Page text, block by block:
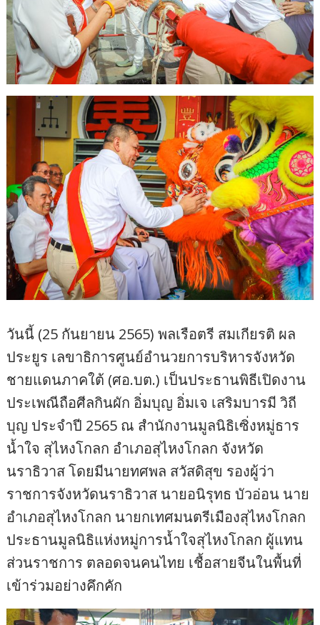
วันนี้ (25 กันยายน 2565) พลเรือตรี สมเกียรติ ผล
ประยูร เลขาธิการศูนย์อำนวยการบริหารจังหวัด
ชายแดนภาคใต้ (ศอ.บต.) เป็นประธานพิธีเปิดงาน
ประเพณีถือศีลกินผัก อิ่มบุญ อิ่มเจ เสริมบารมี วิถี
บุญ ประจำปี 2565 ณ สำนักงานมูลนิธิเซิ่งหมู่ธาร
น้ำใจ สุไหงโกลก อำเภอสุไหงโกลก จังหวัด
นราธิวาส โดยมีนายทศพล สวัสดิสุข รองผู้ว่า
ราชการจังหวัดนราธิวาส นายอนิรุทธ บัวอ่อน นาย
อำเภอสุไหงโกลก นายกเทศมนตรีเมืองสุไหงโกลก
ประธานมูลนิธิแห่งหมู่การน้ำใจสุไหงโกลก ผู้แทน
ส่วนราชการ ตลอดจนคนไทย เชื้อสายจีนในพื้นที่
เข้าร่วมอย่างคึกคัก